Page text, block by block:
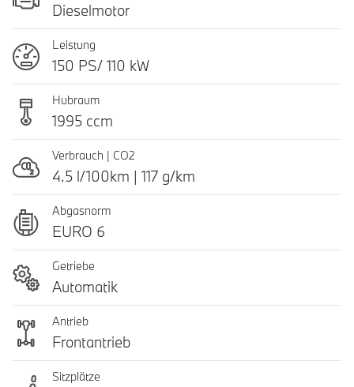
Dieselmotor
Leistung
150 PS/ 110 kW
Hubraum
1995 ccm
Verbrauch | CO2
4.5 l/100km | 117 g/km
Abgasnorm
EURO 6
Getriebe
Automatik
Antrieb
Frontantrieb
Sitzplätze